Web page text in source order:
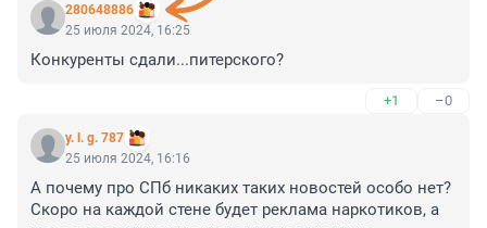
280648886
25 июля 2024, 16:25
Конкуренты сдали...питерского?
+1 –0
y. l. g. 787
25 июля 2024, 16:16
А почему про СПб никаких таких новостей особо нет?
Скоро на каждой стене будет реклама наркотиков, а